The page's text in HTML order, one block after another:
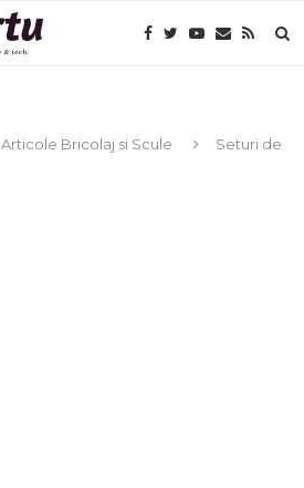
Articole Bricolaj si Scule
Seturi de